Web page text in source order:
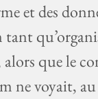
et des
tant
que le
ne voyait,